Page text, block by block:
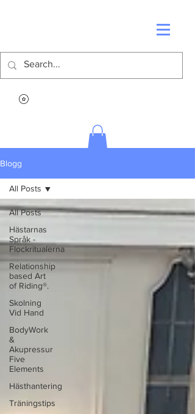
Blogg
All Posts
Hästarnas
Språk -
Flockritualerna
Relationship
based Art
of Riding®.
Skolning
Vid Hand
BodyWork
&
Akupressur
Five
Elements
Hästhantering
Träningstips
All Posts